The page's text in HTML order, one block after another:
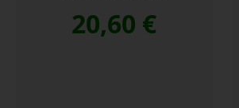
20,60 €